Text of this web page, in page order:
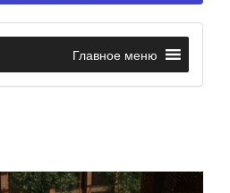
Главное меню